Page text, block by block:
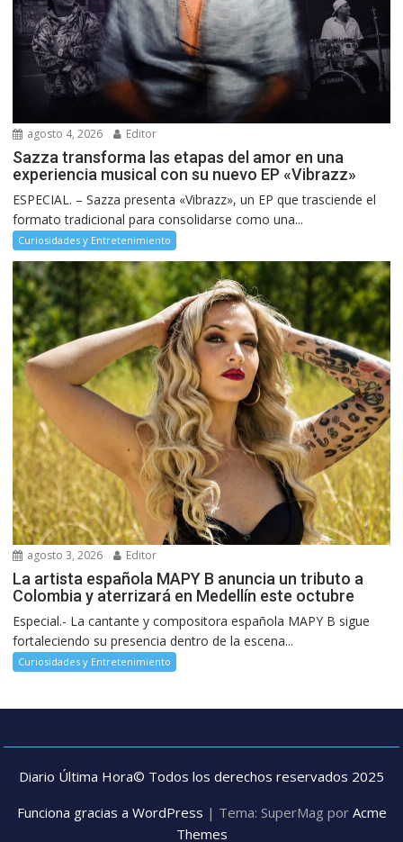
agosto 4, 2026 Editor
Sazza transforma las etapas del amor en una
experiencia musical con su nuevo EP «Vibrazz»
ESPECIAL. – Sazza presenta «Vibrazz», un EP que trasciende el
formato tradicional para consolidarse como una...
Curiosidades y Entretenimiento
agosto 3, 2026 Editor
La artista española MAPY B anuncia un tributo a
Colombia y aterrizará en Medellín este octubre
Especial.- La cantante y compositora española MAPY B sigue
fortaleciendo su presencia dentro de la escena...
Curiosidades y Entretenimiento
Diario Última Hora© Todos los derechos reservados 2025
Funciona gracias a WordPress | Tema: SuperMag por Acme
Themes